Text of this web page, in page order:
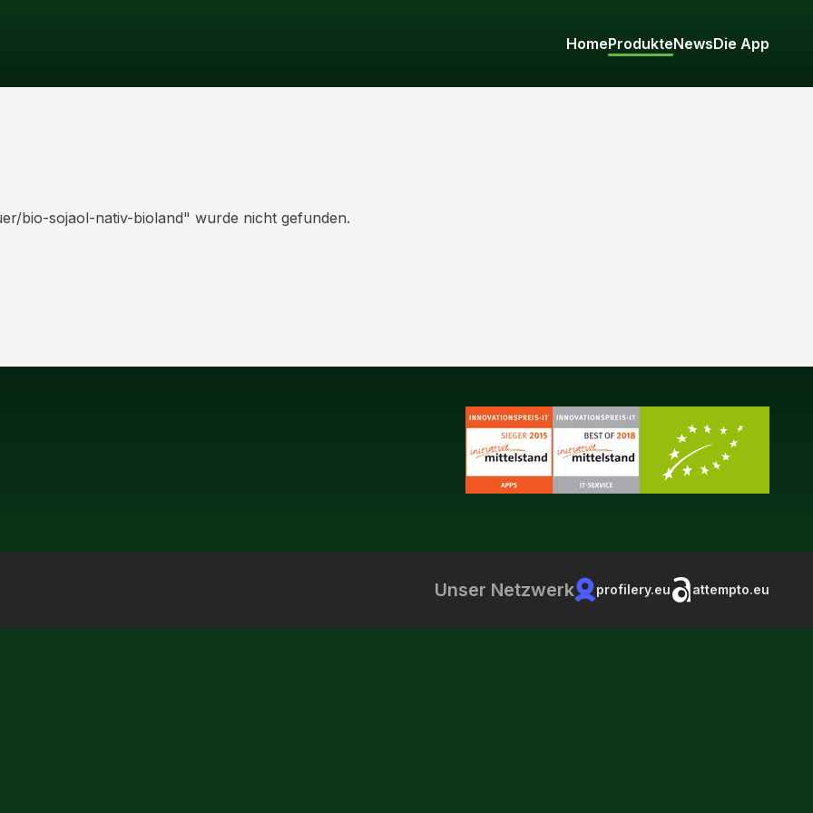
HomeProdukteNewsDie App
bio-sojaol-nativ-bioland" wurde nicht gefunden.
Unser Netzwerk profilery.eu attempto.eu